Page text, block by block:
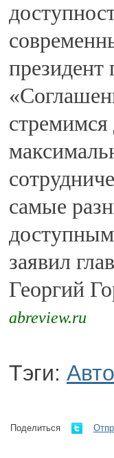
самые
заявил
Георгий
abreview.ru
Тэги:
Поделиться